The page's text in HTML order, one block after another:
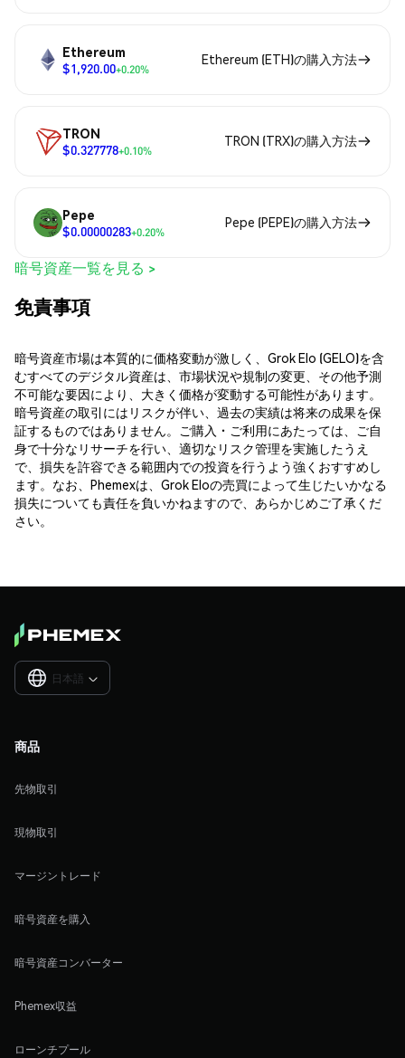
Ethereum
$1,920.00+0.20%
Ethereum (ETH)の購入方法
TRON
$0.327778+0.10%
TRON (TRX)の購入方法
Pepe
$0.00000283+0.20%
Pepe (PEPE)の購入方法
暗号資産一覧を見る >
免責事項
暗号資産市場は本質的に価格変動が激しく、Grok Elo (GELO)を含
むすべてのデジタル資産は、市場状況や規制の変更、その他予測
不可能な要因により、大きく価格が変動する可能性があります。
暗号資産の取引にはリスクが伴い、過去の実績は将来の成果を保
証するものではありません。ご購入・ご利用にあたっては、ご自
身で十分なリサーチを行い、適切なリスク管理を実施したうえ
で、損失を許容できる範囲内での投資を行うよう強くおすすめし
ます。なお、Phemexは、Grok Eloの売買によって生じたいかなる
損失についても責任を負いかねますので、あらかじめご了承くだ
さい。
日本語 
商品
先物取引
現物取引
マージントレード
暗号資産を購入
暗号資産コンバーター
Phemex収益
ローンチプール